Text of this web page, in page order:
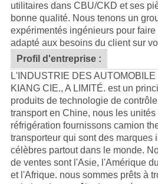
utilitaires dans CBU/CKD et ses
bonne qualité. Nous tenons un
expérimentés ingénieurs pour
adapté aux besoins du client sur
Profil d'entreprise :
L'INDUSTRIE DES
KIANG CIE., A LIMITÉ. est un
produits de technologie de
transport en Chine, nous les
réfrigération fournissons camion
transporteur qui sont des marques
célèbres partout dans le monde.
de ventes sont l'Asie, l'Amérique
et l'Afrique. nous sommes prêts à